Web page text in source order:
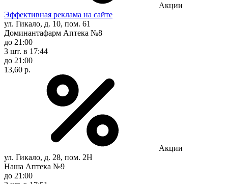
Акции
Эффективная реклама на сайте
ул. Гикало, д. 10, пом. 61
Доминантафарм Аптека №8
до 21:00
3 шт. в 17:44
до 21:00
13,60 р.
Акции
ул. Гикало, д. 28, пом. 2Н
Наша Аптека №9
до 21:00